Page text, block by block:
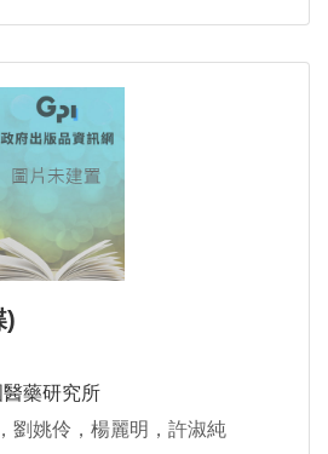
)
醫藥研究所
劉姚伶，楊麗明，許淑純